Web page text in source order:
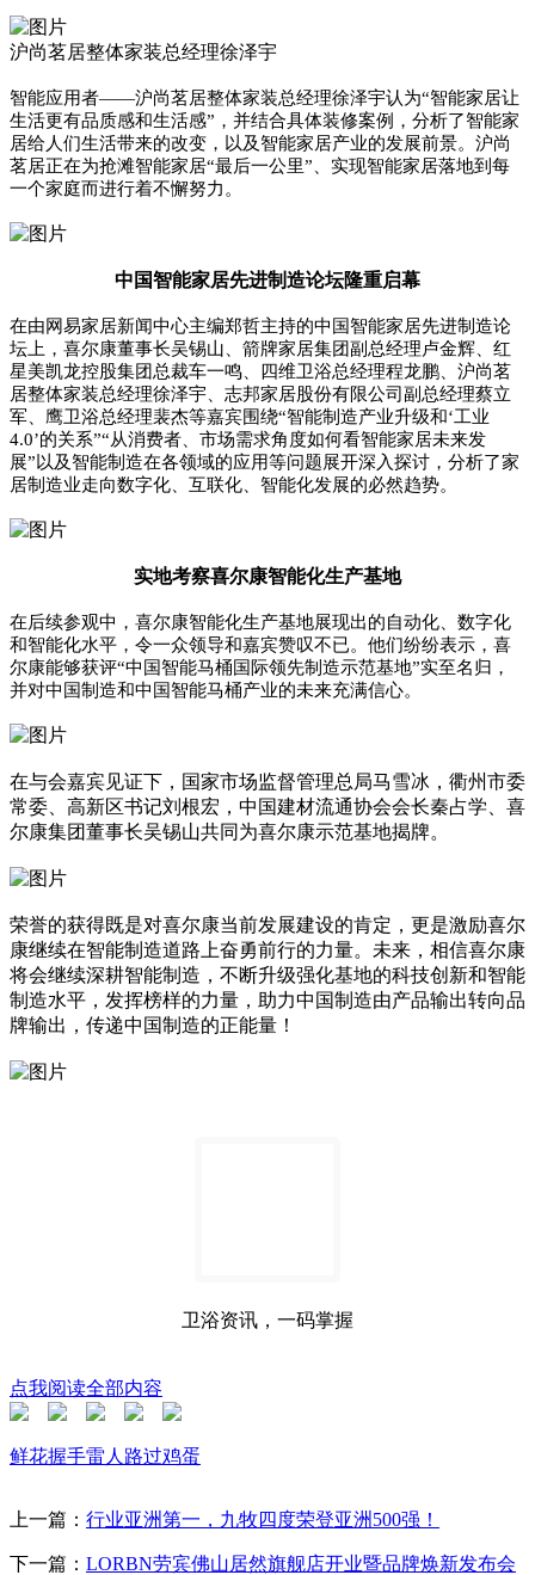
沪尚茗居整体家装总经理徐泽宇
智能应用者——沪尚茗居整体家装总经理徐泽宇认为“智能家居让
生活更有品质感和生活感”，并结合具体装修案例，分析了智能家
居给人们生活带来的改变，以及智能家居产业的发展前景。沪尚
茗居正在为抢滩智能家居“最后一公里”、实现智能家居落地到每
一个家庭而进行着不懈努力。
中国智能家居先进制造论坛隆重启幕
在由网易家居新闻中心主编郑哲主持的中国智能家居先进制造论
坛上，喜尔康董事长吴锡山、箭牌家居集团副总经理卢金辉、红
星美凯龙控股集团总裁车一鸣、四维卫浴总经理程龙鹏、沪尚茗
居整体家装总经理徐泽宇、志邦家居股份有限公司副总经理蔡立
军、鹰卫浴总经理裴杰等嘉宾围绕“智能制造产业升级和‘工业
4.0’的关系”“从消费者、市场需求角度如何看智能家居未来发
展”以及智能制造在各领域的应用等问题展开深入探讨，分析了家
居制造业走向数字化、互联化、智能化发展的必然趋势。
实地考察喜尔康智能化生产基地
在后续参观中，喜尔康智能化生产基地展现出的自动化、数字化
和智能化水平，令一众领导和嘉宾赞叹不已。他们纷纷表示，喜
尔康能够获评“中国智能马桶国际领先制造示范基地”实至名归，
并对中国制造和中国智能马桶产业的未来充满信心。
在与会嘉宾见证下，国家市场监督管理总局马雪冰，衢州市委
常委、高新区书记刘根宏，中国建材流通协会会长秦占学、喜
尔康集团董事长吴锡山共同为喜尔康示范基地揭牌。
荣誉的获得既是对喜尔康当前发展建设的肯定，更是激励喜尔
康继续在智能制造道路上奋勇前行的力量。未来，相信喜尔康
将会继续深耕智能制造，不断升级强化基地的科技创新和智能
制造水平，发挥榜样的力量，助力中国制造由产品输出转向品
牌输出，传递中国制造的正能量！
卫浴资讯，一码掌握
点我阅读全部内容
鲜花握手雷人 路过鸡蛋
上一篇： 行业亚洲第一，九牧四度荣登亚洲500强！
下一篇： LORBN劳宾佛山居然旗舰店开业暨品牌焕新发布会